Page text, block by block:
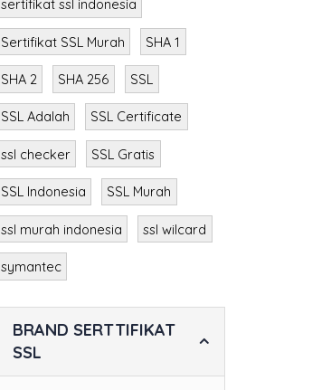
sertifikat ssl indonesia
Sertifikat SSL Murah SHA 1
SHA 2 SHA 256 SSL
SSL Adalah SSL Certificate
ssl checker SSL Gratis
SSL Indonesia SSL Murah
ssl murah indonesia ssl wilcard
symantec
BRAND SERTTIFIKAT
SSL